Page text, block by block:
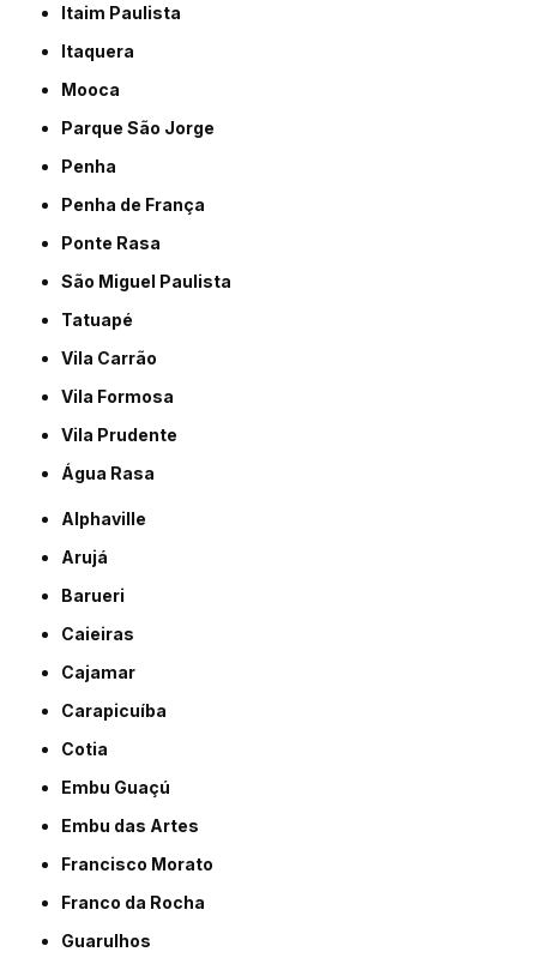
Itaim Paulista
Itaquera
Mooca
Parque São Jorge
Penha
Penha de França
Ponte Rasa
São Miguel Paulista
Tatuapé
Vila Carrão
Vila Formosa
Vila Prudente
Água Rasa
Alphaville
Arujá
Barueri
Caieiras
Cajamar
Carapicuíba
Cotia
Embu Guaçú
Embu das Artes
Francisco Morato
Franco da Rocha
Guarulhos